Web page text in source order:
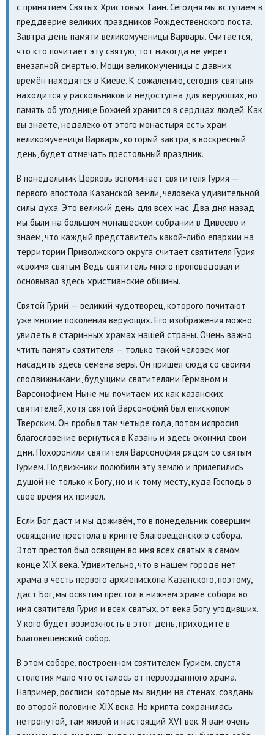
с принятием Святых Христовых Таин. Сегодня мы вступаем в
преддверие великих праздников Рождественского поста.
Завтра день памяти великомученицы Варвары. Считается,
что кто почитает эту святую, тот никогда не умрёт
внезапной смертью. Мощи великомученицы с давних
времён находятся в Киеве. К сожалению, сегодня святыня
находится у раскольников и недоступна для верующих, но
память об угоднице Божией хранится в сердцах людей. Как
вы знаете, недалеко от этого монастыря есть храм
великомученицы Варвары, который завтра, в воскресный
день, будет отмечать престольный праздник.
В понедельник Церковь вспоминает святителя Гурия —
первого апостола Казанской земли, человека удивительной
силы духа. Это великий день для всех нас. Два дня назад
мы были на большом монашеском собрании в Дивеево и
знаем, что каждый представитель какой-либо епархии на
территории Приволжского округа считает святителя Гурия
«своим» святым. Ведь святитель много проповедовал и
основывал здесь христианские общины.
Святой Гурий — великий чудотворец, которого почитают
уже многие поколения верующих. Его изображения можно
увидеть в старинных храмах нашей страны. Очень важно
чтить память святителя — только такой человек мог
насадить здесь семена веры. Он пришёл сюда со своими
сподвижниками, будущими святителями Германом и
Варсонофием. Ныне мы почитаем их как казанских
святителей, хотя святой Варсонофий был епископом
Тверским. Он пробыл там четыре года, потом испросил
благословение вернуться в Казань и здесь окончил свои
дни. Похоронили святителя Варсонофия рядом со святым
Гурием. Подвижники полюбили эту землю и прилепились
душой не только к Богу, но и к тому месту, куда Господь в
своё время их привёл.
Если Бог даст и мы доживём, то в понедельник совершим
освящение престола в крипте Благовещенского собора.
Этот престол был освящён во имя всех святых в самом
конце XIX века. Удивительно, что в нашем городе нет
храма в честь первого архиепископа Казанского, поэтому,
даст Бог, мы освятим престол в нижнем храме собора во
имя святителя Гурия и всех святых, от века Богу угодивших.
У кого будет возможность в этот день, приходите в
Благовещенский собор.
В этом соборе, построенном святителем Гурием, спустя
столетия мало что осталось от первозданного храма.
Например, росписи, которые мы видим на стенах, созданы
во второй половине XIX века. Но крипта сохранилась
нетронутой, там живой и настоящий XVI век. Я вам очень